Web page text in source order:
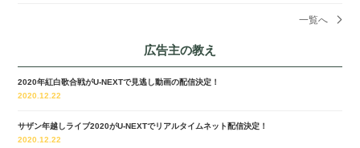
一覧へ
広告主の教え
2020年紅白歌合戦がU-NEXTで見逃し動画の配信決定！
2020.12.22
サザン年越しライブ2020がU-NEXTでリアルタイムネット配信決定！
2020.12.22